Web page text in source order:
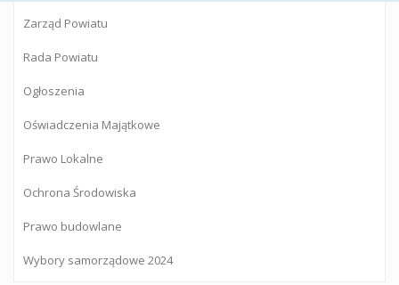
Zarząd Powiatu
Rada Powiatu
Ogłoszenia
Oświadczenia Majątkowe
Prawo Lokalne
Ochrona Środowiska
Prawo budowlane
Wybory samorządowe 2024